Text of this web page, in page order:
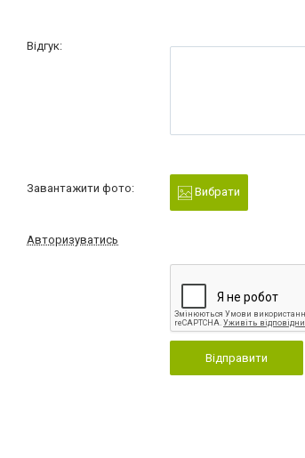
Відгук:
Завантажити фото: Вибрати
Авторизуватись
Відправити